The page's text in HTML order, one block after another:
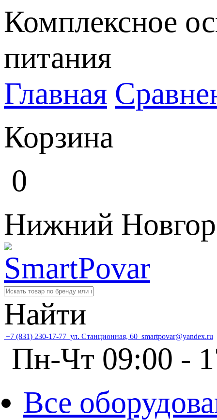
Комплексное
питания
Главная
Корзина
0
Нижний
Найти
+7 (831) 230-17-77 ул. Станционная, 60 smartpovar@yandex.ru
Пн-Чт 09:00 -
Все